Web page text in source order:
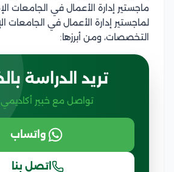
ماجستير إدارة الأعمال في الجامعات
لماجستير إدارة الأعمال في الجامعات
التخصصات، ومن أبرزها:
تريد الدراسة
تواصل مع خبير أكاديمي
واتساب
اتصل بنا